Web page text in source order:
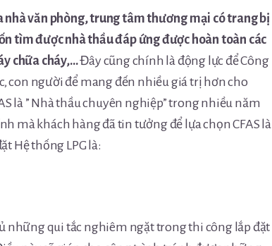
nhà văn phòng, trung tâm thương mại có trang bị
tìm được nhà thầu đáp ứng được hoàn toàn các
chữa cháy,…Đây cũng chính là động lực để Công
con người để mang đến nhiều giá trị hơn cho
là ” Nhà thầu chuyên nghiệp” trong nhiều năm
mà khách hàng đã tin tưởng để lựa chọn CFAS là
Hệ thống LPG là:
những qui tắc nghiêm ngặt trong thi công lắp đặt